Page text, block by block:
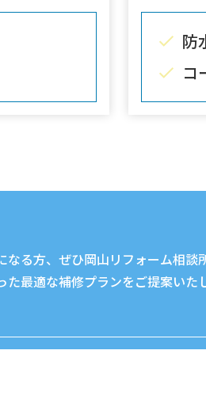
防
コ
る方、ぜひ岡山リフォーム相談
た最適な補修プランをご提案いた